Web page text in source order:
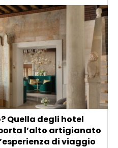
Quella degli hotel
l’alto artigianato
di viaggio